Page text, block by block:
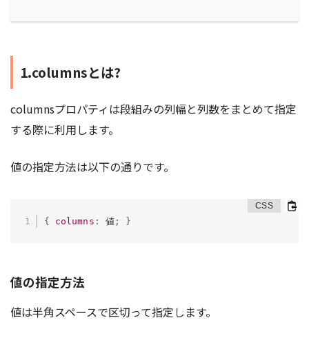
1.columnsとは?
columnsプロパティは段組みの列幅と列数をまとめて指定
する際に利用します。
値の指定方法は以下の通りです。
{ columns : 値; }
値の指定方法
値は半角スペースで区切って指定します。